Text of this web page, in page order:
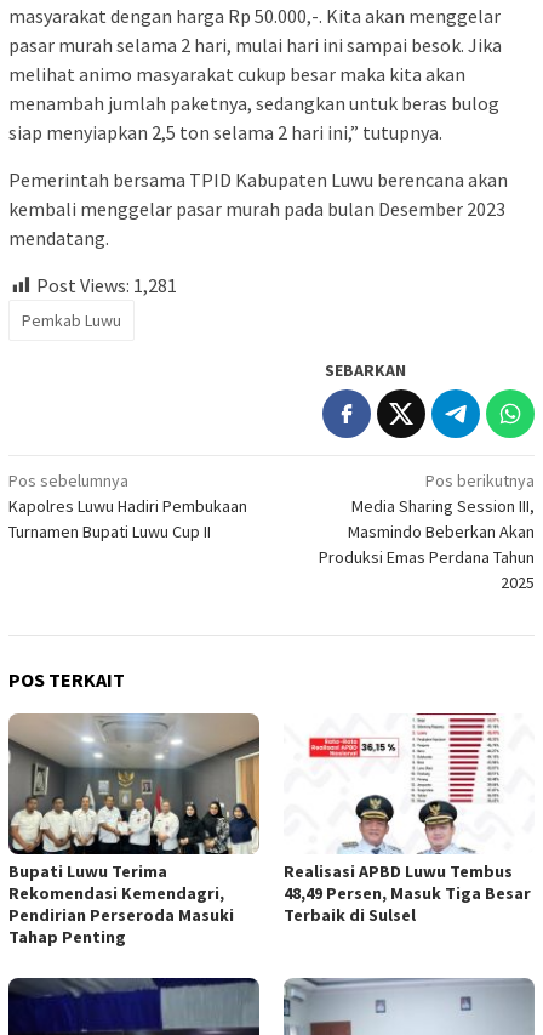
masyarakat dengan harga Rp 50.000,-. Kita akan menggelar
pasar murah selama 2 hari, mulai hari ini sampai besok. Jika
melihat animo masyarakat cukup besar maka kita akan
menambah jumlah paketnya, sedangkan untuk beras bulog
siap menyiapkan 2,5 ton selama 2 hari ini,” tutupnya.
Pemerintah bersama TPID Kabupaten Luwu berencana akan
kembali menggelar pasar murah pada bulan Desember 2023
mendatang.
Post Views: 1,281
Pemkab Luwu
SEBARKAN
Navigasi
pos
Pos sebelumnya
Kapolres Luwu Hadiri Pembukaan
Turnamen Bupati Luwu Cup II
Pos berikutnya
Media Sharing Session III,
Masmindo Beberkan Akan
Produksi Emas Perdana Tahun
2025
POS TERKAIT
Bupati Luwu Terima
Rekomendasi Kemendagri,
Pendirian Perseroda Masuki
Tahap Penting
Realisasi APBD Luwu Tembus
48,49 Persen, Masuk Tiga Besar
Terbaik di Sulsel